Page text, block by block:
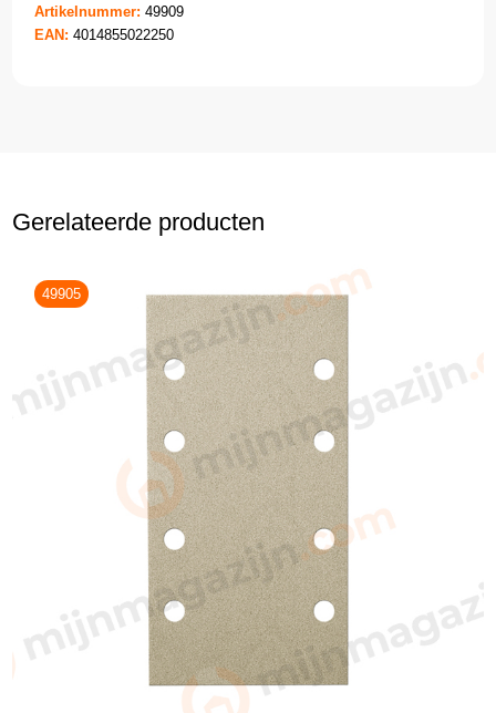
Artikelnummer: 49909
EAN: 4014855022250
Gerelateerde producten
49905